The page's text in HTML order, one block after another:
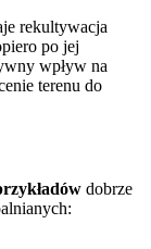
rekultywacja
po jej
wpływ na
terenu do
dobrze